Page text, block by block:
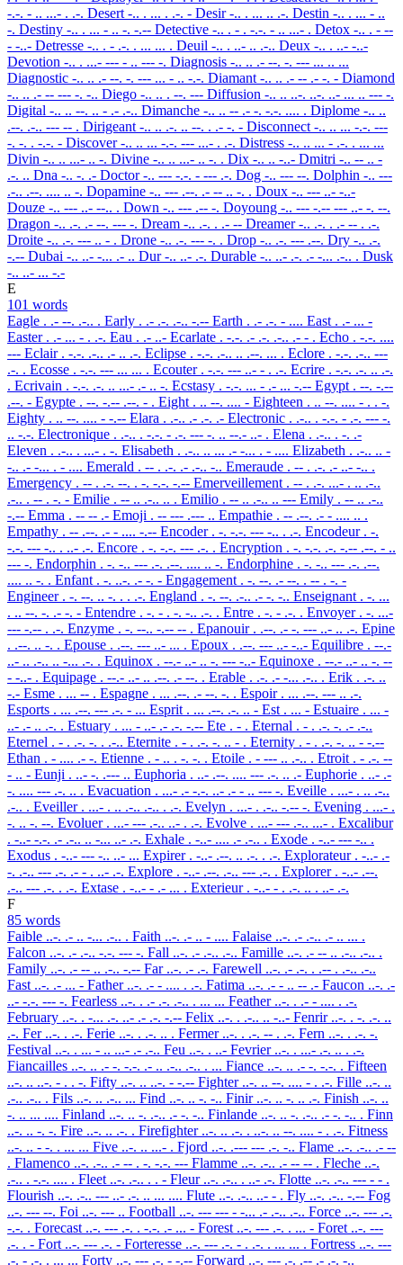
-.-. - .. ...- . .-. Desert -.. . ... . .-. - Desir-.. . ... .. .-. Destin -.. . ... - ..
-. Destiny -.. . ... - .. -. -.-- Detective -.. . - . -.-. - .. ...- . Detox -.. . - --
- -..- Detresse -.. . - .-. . ... ... . Deuil -.. . ..- .. .-.. Deux -.. . ..- -..-
Devotion -.. . ...- --- - .. --- -. Diagnosis -.. .. .- --. -. --- ... .. ...
Diagnostic -.. .. .- --. -. --- ... - .. -.-. Diamant -.. .. .- -- .- -. - Diamond
-.. .. .- -- --- -. -.. Diego -.. .. . --. --- Diffusion -.. .. ..-. ..-. ..- ... .. --- -.
Digital -.. .. --. .. - .- .-.. Dimanche -.. .. -- .- -. -.-. .... . Diplome -.. ..
.--. .-.. --- -- . Dirigeant -.. .. .-. .. --. . .- -. - Disconnect -.. .. ... -.-. ---
-. -. . -.-. - Discover-.. .. ... -.-. --- ...- . .-. Distress -.. .. ... - .-. . ... ...
Divin -.. .. ...- .. -. Divine -.. .. ...- .. -. . Dix -.. .. -..- Dmitri -.. -- .. -
.-. .. Dna -.. -. .- Doctor-.. --- -.-. - --- .-. Dog -.. --- --. Dolphin -.. ---
.-.. .--. .... .. -. Dopamine -.. --- .--. .- -- .. -. . Doux -.. --- ..- -..-
Douze -.. --- ..- --.. . Down -.. --- .-- -. Doyoung -.. --- -.-- --- ..- -. --.
Dragon -.. .-. .- --. --- -. Dream -.. .-. . .- -- Dreamer-.. .-. . .- -- . .-.
Droite -.. .-. --- .. - . Drone -.. .-. --- -. . Drop -.. .-. --- .--. Dry -.. .-.
-.-- Dubai -.. ..- -... .- .. Dur-.. ..- .-. Durable -.. ..- .-. .- -... .-.. . Dusk
-.. ..- ... -.-
E
101 words
Eagle . .- --. .-.. . Early . .- .-. .-.. -.-- Earth . .- .-. - .... East . .- ... -
Easter . .- ... - . .-. Eau . .- ..- Ecarlate . -.-. .- .-. .-.. .- - . Echo . -.-. ....
--- Eclair . -.-. .-.. .- .. .-. Eclipse . -.-. .-.. .. .--. ... . Eclore . -.-. .-.. ---
.-. . Ecosse . -.-. --- ... ... . Ecouter . -.-. --- ..- - . .-. Ecrire . -.-. .-. .. .-.
. Ecrivain . -.-. .-. .. ...- .- .. -. Ecstasy . -.-. ... - .- ... -.-- Egypt . --. -.--
.--. - Egypte . --. -.-- .--. - . Eight . .. --. .... - Eighteen . .. --. .... - . . -.
Eighty . .. --. .... - -.-- Elara . .-.. .- .-. .- Electronic . .-.. . -.-. - .-. --- -.
.. -.-. Electronique . .-.. . -.-. - .-. --- -. .. --.- ..- . Elena . .-.. . -. .-
Eleven . .-.. . ...- . -. Elisabeth . .-.. .. ... .- -... . - .... Elizabeth . .-.. .. -
-.. .- -... . - .... Emerald . -- . .-. .- .-.. -.. Emeraude . -- . .-. .- ..- -.. .
Emergency . -- . .-. --. . -. -.-. -.-- Emerveillement . -- . .-. ...- . .. .-..
.-.. . -- . -. - Emilie . -- .. .-.. .. . Emilio . -- .. .-.. .. --- Emily . -- .. .-..
-.-- Emma . -- -- .- Emoji . -- --- .--- .. Empathie . -- .--. .- - .... .. .
Empathy . -- .--. .- - .... -.-- Encoder . -. -.-. --- -.. . .-. Encodeur . -.
-.-. --- -.. . ..- .-. Encore . -. -.-. --- .-. . Encryption . -. -.-. .-. -.-- .--. - ..
--- -. Endorphin . -. -.. --- .-. .--. .... .. -. Endorphine . -. -.. --- .-. .--.
.... .. -. . Enfant . -. ..-. .- -. - Engagement . -. --. .- --. . -- . -. -
Engineer . -. --. .. -. . . .-. England . -. --. .-.. .- -. -.. Enseignant . -. ...
. .. --. -. .- -. - Entendre . -. - . -. -.. .-. . Entre . -. - .-. . Envoyer . -. ...-
--- -.-- . .-. Enzyme . -. --.. -.-- -- . Epanouir . .--. .- -. --- ..- .. .-. Epine
. .--. .. -. . Epouse . .--. --- ..- ... . Epoux . .--. --- ..- -..- Equilibre . --.-
..- .. .-.. .. -... .-. . Equinox . --.- ..- .. -. --- -..- Equinoxe . --.- ..- .. -. --
- -..- . Equipage . --.- ..- .. .--. .- --. . Erable . .-. .- -... .-.. . Erik . .-. ..
-.- Esme . ... -- . Espagne . ... .--. .- --. -. . Espoir . ... .--. --- .. .-.
Esports . ... .--. --- .-. - ... Esprit . ... .--. .-. .. - Est . ... - Estuaire . ... -
..- .- .. .-. . Estuary . ... - ..- .- .-. -.-- Ete . - . Eternal . - . .-. -. .- .-..
Eternel . - . .-. -. . .-.. Eternite . - . .-. -. .. - . Eternity . - . .-. -. .. - -.--
Ethan . - .... .- -. Etienne . - .. . -. -. . Etoile . - --- .. .-.. . Etroit . - .-. --
- .. - Eunji . ..- -. .--- .. Euphoria . ..- .--. .... --- .-. .. .- Euphorie . ..- .-
-. .... --- .-. .. . Evacuation . ...- .- -.-. ..- .- - .. --- -. Eveille . ...- . .. .-..
.-.. . Eveiller . ...- . .. .-.. .-.. . .-. Evelyn . ...- . .-.. -.-- -. Evening . ...- .
-. .. -. --. Evoluer . ...- --- .-.. ..- . .-. Evolve . ...- --- .-.. ...- . Excalibur
. -..- -.-. .- .-.. .. -... ..- .-. Exhale . -..- .... .- .-.. . Exode . -..- --- -.. .
Exodus . -..- --- -.. ..- ... Expirer . -..- .--. .. .-. . .-. Explorateur . -..- .-
-. .-.. --- .-. .- - . ..- .-. Explore . -..- .--. .-.. --- .-. . Explorer . -..- .--.
.-.. --- .-. . .-. Extase . -..- - .- ... . Exterieur . -..- - . .-. .. . ..- .-.
F
85 words
Faible ..-. .- .. -... .-.. . Faith ..-. .- .. - .... Falaise ..-. .- .-.. .- .. ... .
Falcon ..-. .- .-.. -.-. --- -. Fall ..-. .- .-.. .-.. Famille ..-. .- -- .. .-.. .-.. .
Family ..-. .- -- .. .-.. -.-- Far ..-. .- .-. Farewell ..-. .- .-. . .-- . .-.. .-..
Fast ..-. .- ... - Father ..-. .- - .... . .-. Fatima ..-. .- - .. -- .- Faucon ..-. .-
..- -.-. --- -. Fearless ..-. . .- .-. .-.. . ... ... Feather ..-. . .- - .... . .-.
February ..-. . -... .-. ..- .- .-. -.-- Felix ..-. . .-.. .. -..- Fenrir ..-. . -. .-. ..
.-. Fer ..-. . .-. Ferie ..-. . .-. .. . Fermer ..-. . .-. -- . .-. Fern ..-. . .-. -.
Festival ..-. . ... - .. ...- .- .-.. Feu ..-. . ..- Fevrier ..-. . ...- .-. .. . .-.
Fiancailles ..-. .. .- -. -.-. .- .. .-.. .-.. . ... Fiance ..-. .. .- -. -.-. . Fifteen
..-. .. ..-. - . . -. Fifty ..-. .. ..-. - -.-- Fighter ..-. .. --. .... - . .-. Fille ..-. ..
.-.. .-.. . Fils ..-. .. .-.. ... Find ..-. .. -. -.. Finir ..-. .. -. .. .-. Finish ..-. ..
-. .. ... .... Finland ..-. .. -. .-.. .- -. -.. Finlande ..-. .. -. .-.. .- -. -.. . Finn
..-. .. -. -. Fire ..-. .. .-. . Firefighter ..-. .. .-. . ..-. .. --. .... - . .-. Fitness
..-. .. - -. . ... ... Five ..-. .. ...- . Fjord ..-. .--- --- .-. -.. Flame ..-. .-.. .- --
. Flamenco ..-. .-.. .- -- . -. -.-. --- Flamme ..-. .-.. .- -- -- . Fleche ..-.
.-.. . -.-. .... . Fleet ..-. .-.. . . - Fleur ..-. .-.. . ..- .-. Flotte ..-. .-.. --- - - .
Flourish ..-. .-.. --- ..- .-. .. ... .... Flute ..-. .-.. ..- - . Fly ..-. .-.. -.-- Fog
..-. --- --. Foi ..-. --- .. Football ..-. --- --- - -... .- .-.. .-.. Force ..-. --- .-.
-.-. . Forecast ..-. --- .-. . -.-. .- ... - Forest ..-. --- .-. . ... - Foret ..-. ---
.-. . - Fort ..-. --- .-. - Forteresse ..-. --- .-. - . .-. . ... ... . Fortress ..-. ---
.-. - .-. . ... ... Forty ..-. --- .-. - -.-- Forward ..-. --- .-. .-- .- .-. -..